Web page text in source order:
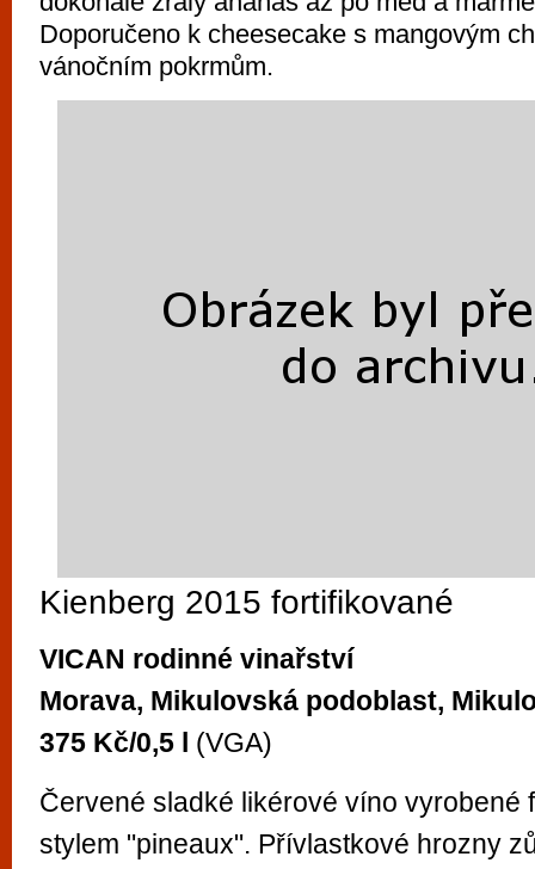
Doporučeno k cheesecake s mangovým
vánočním pokrmům.
Kienberg 2015 fortifikované
VICAN rodinné vinařství
Morava, Mikulovská podoblast,
375 Kč/0,5 l (VGA)
Červené sladké likérové víno vyrobené
stylem "pineaux". Přívlastkové hrozny